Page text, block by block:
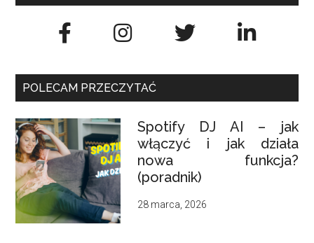
POLECAM PRZECZYTAĆ
Spotify DJ AI – jak
włączyć i jak działa
nowa funkcja?
(poradnik)
28 marca, 2026